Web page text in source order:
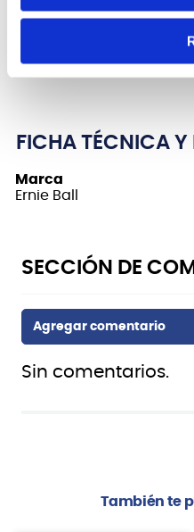
alrededor de un
complementa todos
FICHA TÉCNICA Y
Marca
Ernie Ball
Sin comentarios.
También te